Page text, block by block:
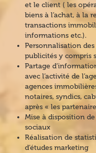
et le client ( les
biens à l’achat, à la
transactions
informations etc.).
Personnalisation
publicités y compris
Partage
avec l’activité de
agences
notaires, syndics,
après « les
Mise à disposition
sociaux
Réalisation de
d’études marketing